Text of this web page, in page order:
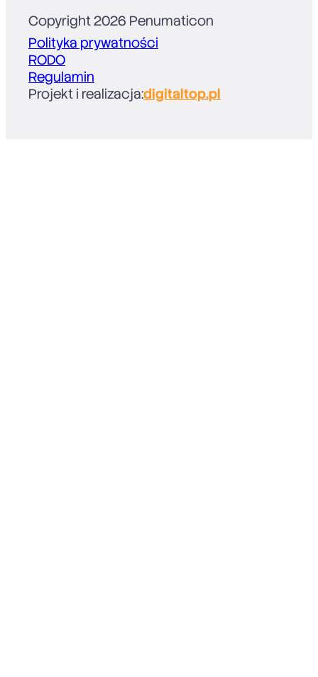
Copyright 2026 Penumaticon
Polityka prywatności
RODO
Regulamin
Projekt i realizacja:digitaltop.pl